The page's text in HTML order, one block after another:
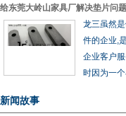
给东莞大岭山家具厂解决垫片问题
龙三虽然
件的企业,
企业客户
时因为一
新闻故事